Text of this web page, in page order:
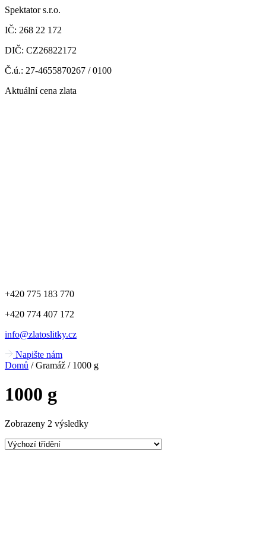
Spektator s.r.o.
IČ: 268 22 172
DIČ: CZ26822172
Č.ú.: 27-4655870267 / 0100
Aktuální cena zlata
+420 775 183 770
+420 774 407 172
info@zlatoslitky.cz
Napište nám
Domů / Gramáž / 1000 g
1000 g
Zobrazeny 2 výsledky